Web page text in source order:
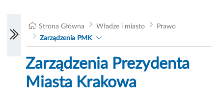
Strona Główna Władze i miasto
Prawo
Zarządzenia PMK
Zarządzenia Prezydenta
Miasta Krakowa